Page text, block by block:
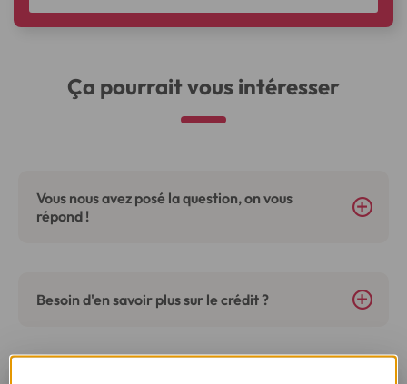
Ça pourrait vous intéresser
Vous nous avez posé la question, on vous
répond !
Besoin d'en savoir plus sur le crédit ?